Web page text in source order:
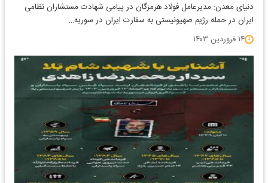
دنیای معدن: مدیرعامل فولاد هرمزگان در پیامی شهادت مستشاران نظامی
ایران در حمله رژیم صهیونیستی به سفارت ایران در سوریه…
۱۴ فروردین ۱۴۰۳